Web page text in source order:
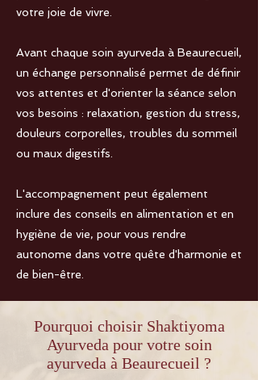
votre joie de vivre.
Avant chaque soin ayurveda à Beaurecueil,
un échange personnalisé permet de définir
vos attentes et d'orienter la séance selon
vos besoins : relaxation, gestion du stress,
douleurs corporelles, troubles du sommeil
ou maux digestifs.
L'accompagnement peut également
inclure des conseils en alimentation et en
hygiène de vie, pour vous rendre
autonome dans votre quête d'harmonie et
de bien-être.
Pourquoi choisir Shaktiyoma
Ayurveda pour votre soin
ayurveda à Beaurecueil ?